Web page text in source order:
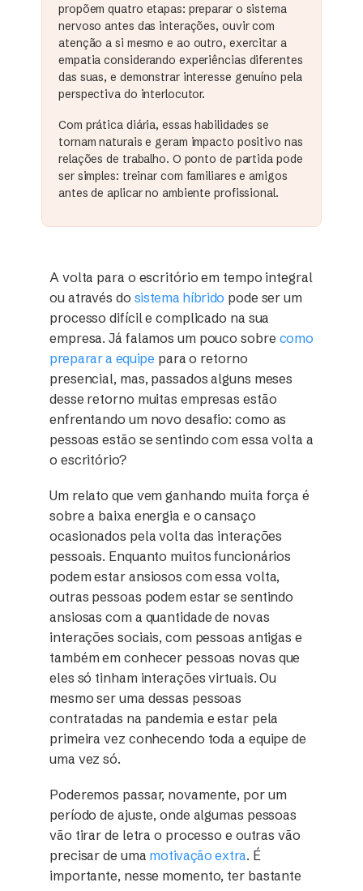
propõem quatro etapas: preparar o sistema
nervoso antes das interações, ouvir com
atenção a si mesmo e ao outro, exercitar a
empatia considerando experiências diferentes
das suas, e demonstrar interesse genuíno pela
perspectiva do interlocutor.
Com prática diária, essas habilidades se
tornam naturais e geram impacto positivo nas
relações de trabalho. O ponto de partida pode
ser simples: treinar com familiares e amigos
antes de aplicar no ambiente profissional.
A volta para o escritório em tempo integral
ou através do sistema híbrido pode ser um
processo difícil e complicado na sua
empresa. Já falamos um pouco sobre como
preparar a equipe para o retorno
presencial, mas, passados alguns meses
desse retorno muitas empresas estão
enfrentando um novo desafio: como as
pessoas estão se sentindo com essa volta a
o escritório?
Um relato que vem ganhando muita força é
sobre a baixa energia e o cansaço
ocasionados pela volta das interações
pessoais. Enquanto muitos funcionários
podem estar ansiosos com essa volta,
outras pessoas podem estar se sentindo
ansiosas com a quantidade de novas
interações sociais, com pessoas antigas e
também em conhecer pessoas novas que
eles só tinham interações virtuais. Ou
mesmo ser uma dessas pessoas
contratadas na pandemia e estar pela
primeira vez conhecendo toda a equipe de
uma vez só.
Poderemos passar, novamente, por um
período de ajuste, onde algumas pessoas
vão tirar de letra o processo e outras vão
precisar de uma motivação extra. É
importante, nesse momento, ter bastante